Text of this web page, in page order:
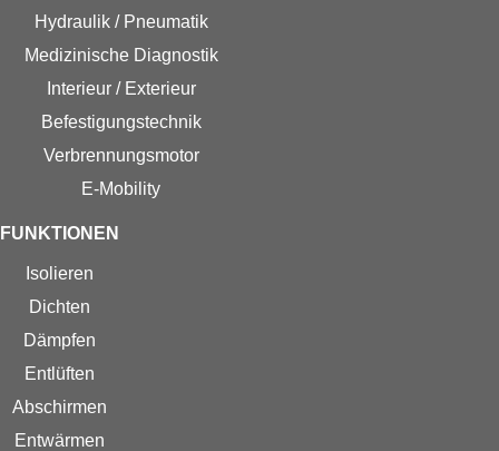
Hydraulik / Pneumatik
Medizinische Diagnostik
Interieur / Exterieur
Befestigungstechnik
Verbrennungsmotor
E-Mobility
FUNKTIONEN
Isolieren
Dichten
Dämpfen
Entlüften
Abschirmen
Entwärmen